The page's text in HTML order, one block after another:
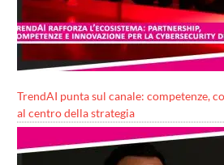
TrendAI punta sul canale: competenze,
al centro della strategia